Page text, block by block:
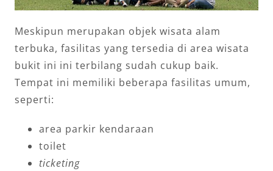
Meskipun merupakan objek wisata alam
terbuka, fasilitas yang tersedia di area wisata
bukit ini ini terbilang sudah cukup baik.
Tempat ini memiliki beberapa fasilitas umum,
seperti:
area parkir kendaraan
toilet
ticketing